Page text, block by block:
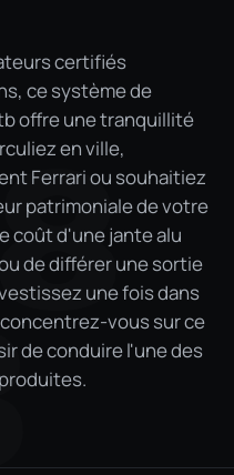
certifiés
ce système de
offre une tranquillité
en ville,
Ferrari ou souhaitiez
patrimoniale de votre
coût d'une jante alu
de différer une sortie
une fois dans
vous sur ce
de conduire l'une des